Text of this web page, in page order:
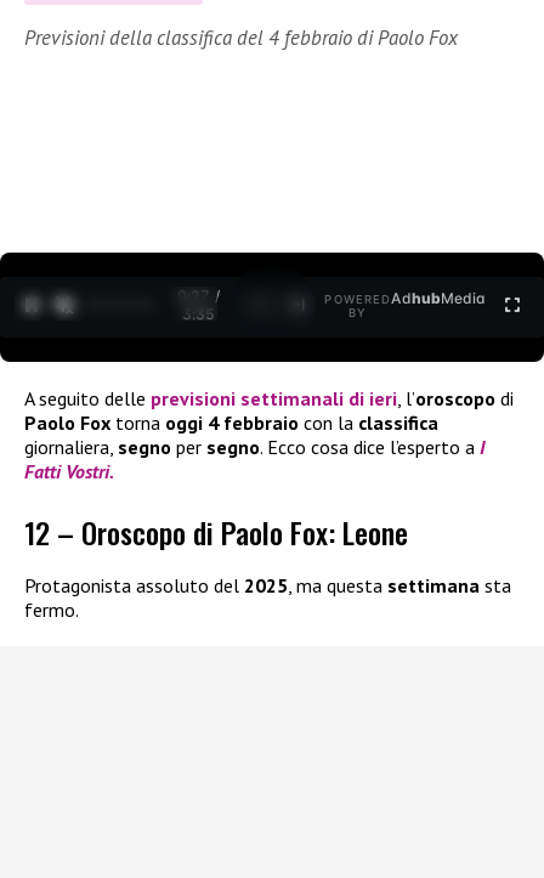
Previsioni della classifica del 4 febbraio di Paolo Fox
0:27 /
3:35
POWERED
BY
AdhubMedia
A seguito delle previsioni settimanali di ieri , l’oroscopo di
Paolo Fox torna oggi 4 febbraio con la classifica
giornaliera, segno per segno. Ecco cosa dice l’esperto a I
Fatti Vostri.
12 – Oroscopo di Paolo Fox: Leone
Protagonista assoluto del 2025, ma questa settimana sta
fermo.